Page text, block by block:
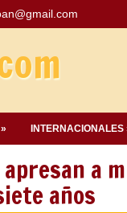
INTERNACIONALES
a
años